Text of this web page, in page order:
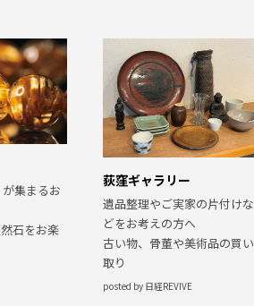
集まるお
石をお楽
荻窪ギャラリー
遺品整理やご実家の片付けな
どをお考えの方へ
古い物、骨董や美術品の買い
取り
posted by 日経REVIVE